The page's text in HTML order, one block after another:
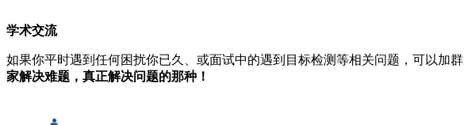
学术交流
如果你平时遇到任何困扰你已久、或面试中的遇到目标检测等相关问题，可以加群
家解决难题，真正解决问题的那种！